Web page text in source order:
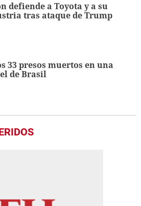
defiende a Toyota y a su
tras ataque de Trump
33 presos muertos en una
de Brasil